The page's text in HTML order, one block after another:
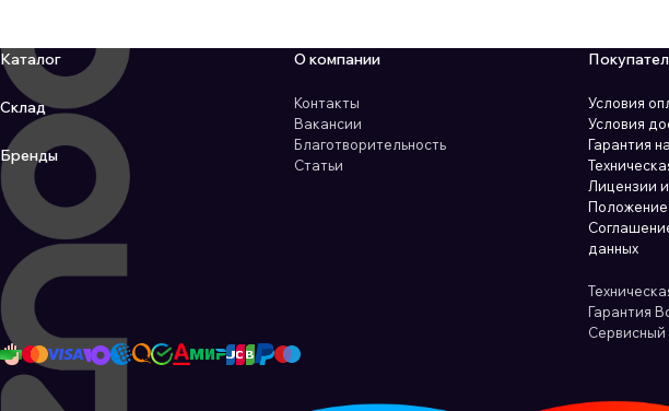
Каталог
Склад
Бренды
О компании
Контакты
Вакансии
Благотворительность
Статьи
Условия
Условия
Гарантия
Лицензии
Положение
данных
Гарантия
Сервисный